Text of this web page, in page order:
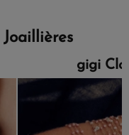
gigi